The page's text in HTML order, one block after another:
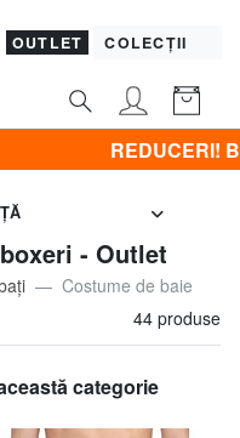
OUTLET COLECȚII
BRACCIALINI la -
- Outlet
Costume de baie
44 produse
categorie